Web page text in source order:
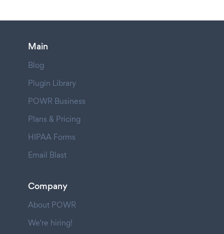
Main
Blog
Plugin Library
POWR Business
Plans & Pricing
HIPAA Forms
Email Blast
Company
About POWR
We're hiring!